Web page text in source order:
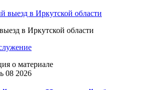
в Иркутской области
о материале
08 2026